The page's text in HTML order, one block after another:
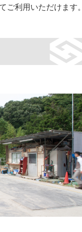
ご利用いただけます。